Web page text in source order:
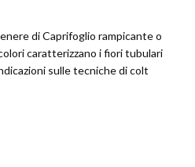
di Caprifoglio rampicante o
caratterizzano i fiori tubulari
sulle tecniche di colt